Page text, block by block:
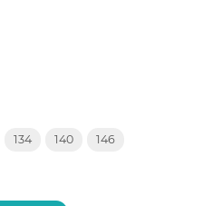
134 140 146